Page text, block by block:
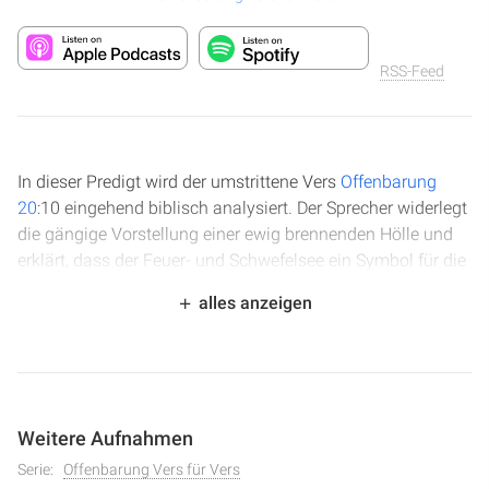
RSS-Feed
In dieser Predigt wird der umstrittene Vers Offenbarung
20:10 eingehend biblisch analysiert. Der Sprecher widerlegt
die gängige Vorstellung einer ewig brennenden Hölle und
erklärt, dass der Feuer- und Schwefelsee ein Symbol für die
Anhand zahlreicher Bibelstellen wird gezeigt, dass die
Analogie zur Reinigung der Erde durch Wasser und Feuer.
alles anzeigen
Weitere Aufnahmen
Serie: Offenbarung Vers für Vers